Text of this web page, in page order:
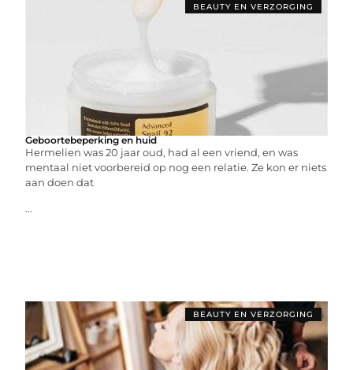
BEAUTY EN VERZORGING
Geboortebeperking en huid
Hermelien was 20 jaar oud, had al een vriend, en was
mentaal niet voorbereid op nog een relatie. Ze kon er niets
aan doen dat
...
BEAUTY EN VERZORGING